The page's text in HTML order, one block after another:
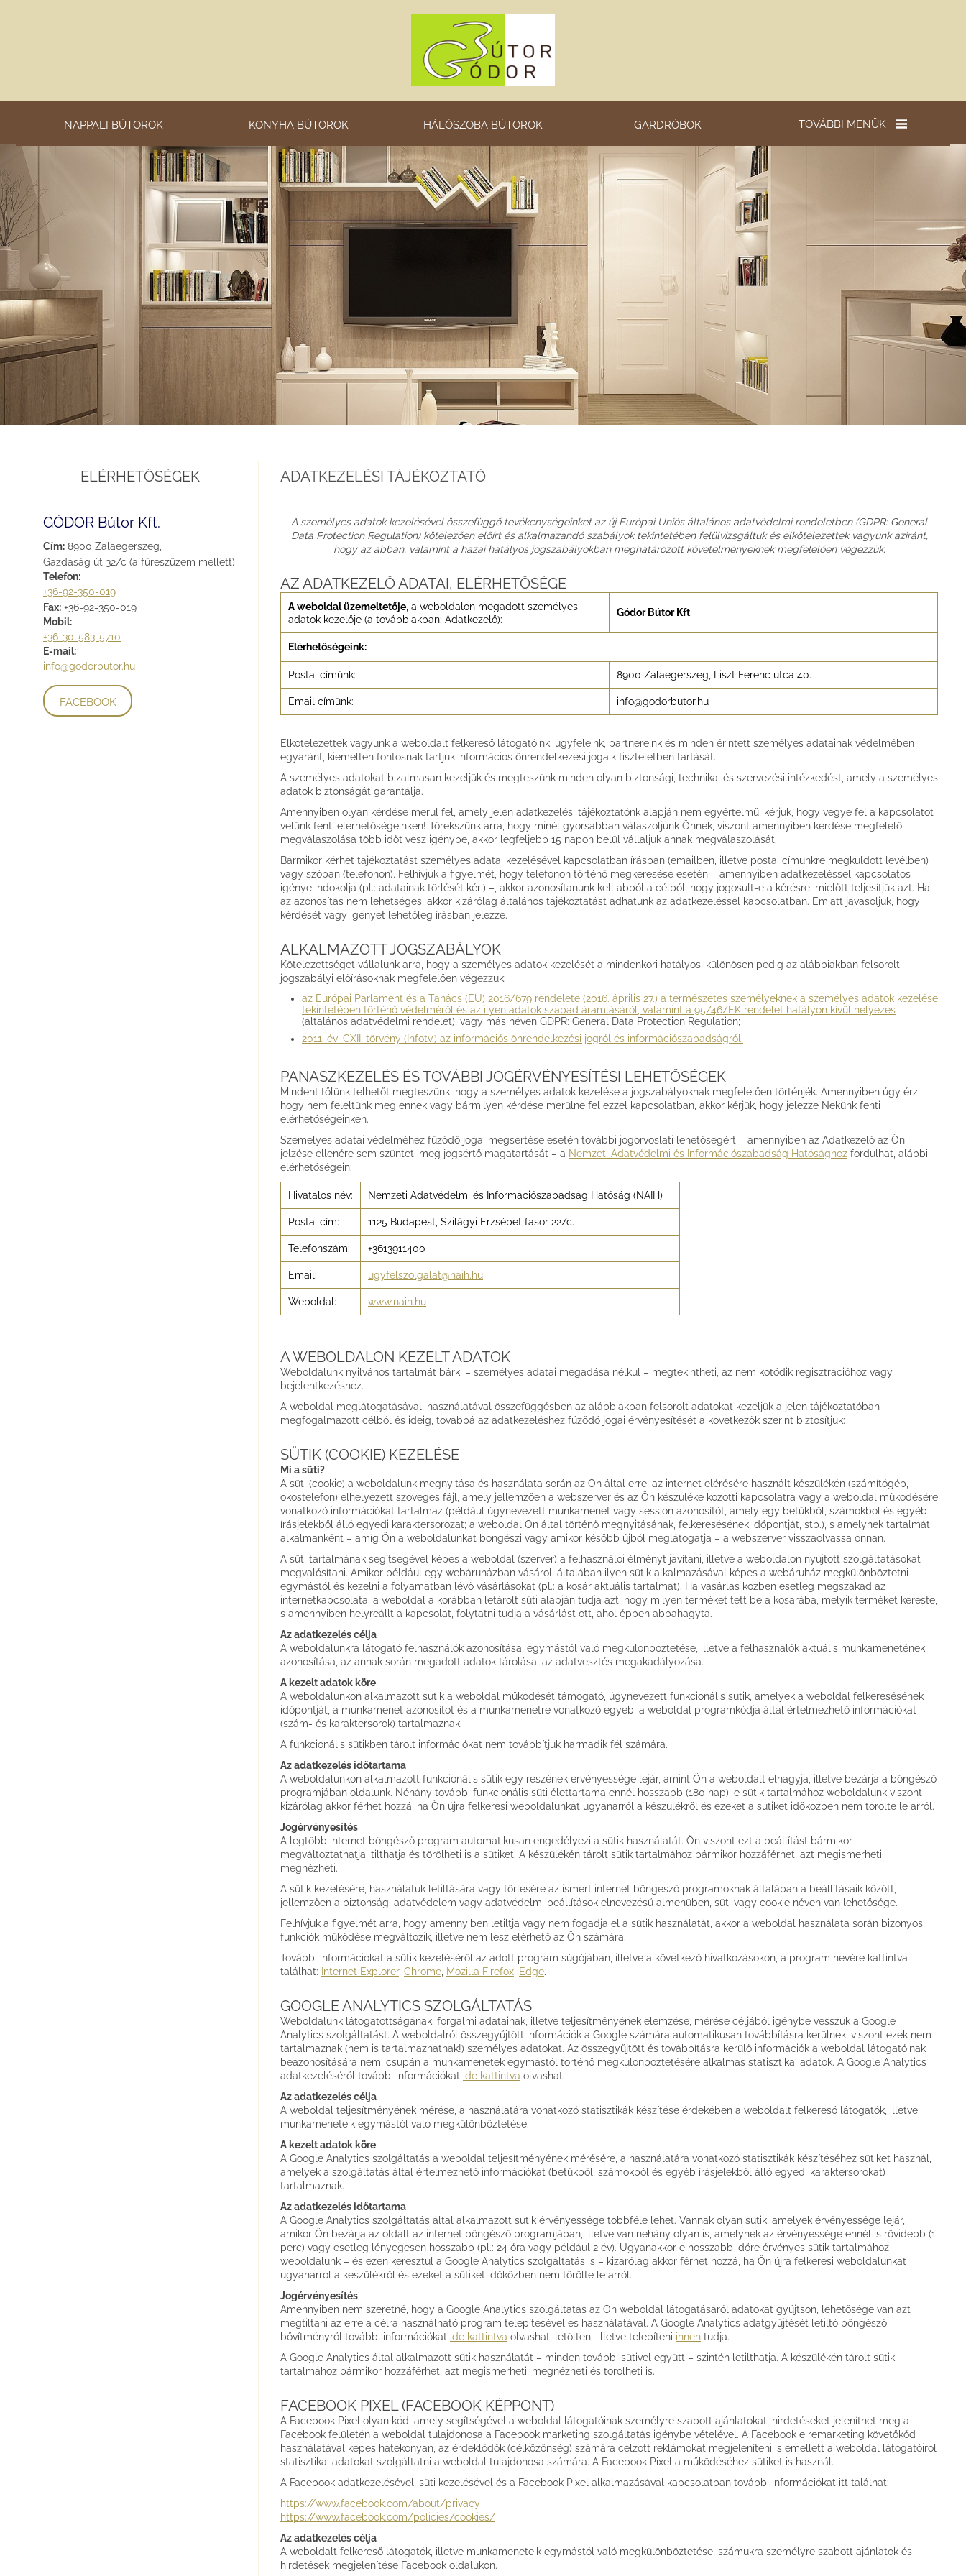
NAPPALI BÚTOROK KONYHA BÚTOROK HÁLÓSZOBA BÚTOROK GARDRÓBOK TOVÁBBI MENÜK
ELÉRHETŐSÉGEK
GÓDOR Bútor Kft.
Cím: 8900 Zalaegerszeg,
Gazdaság út 32/c (a fűrészüzem mellett)
Telefon:
+36-92-350-019
Fax: +36-92-350-019
Mobil:
+36-30-583-5710
E-mail:
info@godorbutor.hu
FACEBOOK
ADATKEZELÉSI TÁJÉKOZTATÓ
A személyes adatok kezelésével összefüggő tevékenységeinket az új Európai Uniós általános adatvédelmi rendeletben (GDPR: General
Data Protection Regulation) kötelezően előírt és alkalmazandó szabályok tekintetében felülvizsgáltuk és elkötelezettek vagyunk aziránt,
hogy az abban, valamint a hazai hatályos jogszabályokban meghatározott követelményeknek megfelelően végezzük.
AZ ADATKEZELŐ ADATAI, ELÉRHETŐSÉGE
A weboldal üzemeltetője , a weboldalon megadott személyes
adatok kezelője (a továbbiakban: Adatkezelő):
Gódor Bútor Kft
Elérhetőségeink:
Postai címünk: 8900 Zalaegerszeg, Liszt Ferenc utca 40.
Email címünk: info@godorbutor.hu
Elkötelezettek vagyunk a weboldalt felkereső látogatóink, ügyfeleink, partnereink és minden érintett személyes adatainak védelmében
egyaránt, kiemelten fontosnak tartjuk információs önrendelkezési jogaik tiszteletben tartását.
A személyes adatokat bizalmasan kezeljük és megteszünk minden olyan biztonsági, technikai és szervezési intézkedést, amely a személyes
adatok biztonságát garantálja.
Amennyiben olyan kérdése merül fel, amely jelen adatkezelési tájékoztatónk alapján nem egyértelmű, kérjük, hogy vegye fel a kapcsolatot
velünk fenti elérhetőségeinken! Törekszünk arra, hogy minél gyorsabban válaszoljunk Önnek, viszont amennyiben kérdése megfelelő
megválaszolása több időt vesz igénybe, akkor legfeljebb 15 napon belül vállaljuk annak megválaszolását.
Bármikor kérhet tájékoztatást személyes adatai kezelésével kapcsolatban írásban (emailben, illetve postai címünkre megküldött levélben)
vagy szóban (telefonon). Felhívjuk a figyelmét, hogy telefonon történő megkeresése esetén – amennyiben adatkezeléssel kapcsolatos
igénye indokolja (pl.: adatainak törlését kéri) –, akkor azonosítanunk kell abból a célból, hogy jogosult-e a kérésre, mielőtt teljesítjük azt. Ha
az azonosítás nem lehetséges, akkor kizárólag általános tájékoztatást adhatunk az adatkezeléssel kapcsolatban. Emiatt javasoljuk, hogy
kérdését vagy igényét lehetőleg írásban jelezze.
ALKALMAZOTT JOGSZABÁLYOK
Kötelezettséget vállalunk arra, hogy a személyes adatok kezelését a mindenkori hatályos, különösen pedig az alábbiakban felsorolt
jogszabályi előírásoknak megfelelően végezzük:
az Európai Parlament és a Tanács (EU) 2016/679 rendelete (2016. április 27.) a természetes személyeknek a személyes adatok kezelése
tekintetében történő védelméről és az ilyen adatok szabad áramlásáról, valamint a 95/46/EK rendelet hatályon kívül helyezés
(általános adatvédelmi rendelet), vagy más néven GDPR: General Data Protection Regulation;
2011. évi CXII. törvény (Infotv.) az információs önrendelkezési jogról és információszabadságról.
PANASZKEZELÉS ÉS TOVÁBBI JOGÉRVÉNYESÍTÉSI LEHETŐSÉGEK
Mindent tőlünk telhetőt megteszünk, hogy a személyes adatok kezelése a jogszabályoknak megfelelően történjék. Amennyiben úgy érzi,
hogy nem feleltünk meg ennek vagy bármilyen kérdése merülne fel ezzel kapcsolatban, akkor kérjük, hogy jelezze Nekünk fenti
elérhetőségeinken.
Személyes adatai védelméhez fűződő jogai megsértése esetén további jogorvoslati lehetőségért – amennyiben az Adatkezelő az Ön
jelzése ellenére sem szünteti meg jogsértő magatartását – a Nemzeti Adatvédelmi és Információszabadság Hatósághoz fordulhat, alábbi
elérhetőségein:
Hivatalos név: Nemzeti Adatvédelmi és Információszabadság Hatóság (NAIH)
Postai cím: 1125 Budapest, Szilágyi Erzsébet fasor 22/c.
Telefonszám: +3613911400
Email: ugyfelszolgalat@naih.hu
Weboldal: www.naih.hu
A WEBOLDALON KEZELT ADATOK
Weboldalunk nyilvános tartalmát bárki – személyes adatai megadása nélkül – megtekintheti, az nem kötődik regisztrációhoz vagy
bejelentkezéshez.
A weboldal meglátogatásával, használatával összefüggésben az alábbiakban felsorolt adatokat kezeljük a jelen tájékoztatóban
megfogalmazott célból és ideig, továbbá az adatkezeléshez fűződő jogai érvényesítését a következők szerint biztosítjuk:
SÜTIK (COOKIE) KEZELÉSE
Mi a süti?
A süti (cookie) a weboldalunk megnyitása és használata során az Ön által erre, az internet elérésére használt készülékén (számítógép,
okostelefon) elhelyezett szöveges fájl, amely jellemzően a webszerver és az Ön készüléke közötti kapcsolatra vagy a weboldal működésére
vonatkozó információkat tartalmaz (például úgynevezett munkamenet vagy session azonosítót, amely egy betűkből, számokból és egyéb
írásjelekből álló egyedi karaktersorozat; a weboldal Ön által történő megnyitásának, felkeresésének időpontját, stb.), s amelynek tartalmát
alkalmanként – amíg Ön a weboldalunkat böngészi vagy amikor később újból meglátogatja – a webszerver visszaolvassa onnan.
A süti tartalmának segítségével képes a weboldal (szerver) a felhasználói élményt javítani, illetve a weboldalon nyújtott szolgáltatásokat
megvalósítani. Amikor például egy webáruházban vásárol, általában ilyen sütik alkalmazásával képes a webáruház megkülönböztetni
egymástól és kezelni a folyamatban lévő vásárlásokat (pl.: a kosár aktuális tartalmát). Ha vásárlás közben esetleg megszakad az
internetkapcsolata, a weboldal a korábban letárolt süti alapján tudja azt, hogy milyen terméket tett be a kosarába, melyik terméket kereste,
s amennyiben helyreállt a kapcsolat, folytatni tudja a vásárlást ott, ahol éppen abbahagyta.
Az adatkezelés célja
A weboldalunkra látogató felhasználók azonosítása, egymástól való megkülönböztetése, illetve a felhasználók aktuális munkamenetének
azonosítása, az annak során megadott adatok tárolása, az adatvesztés megakadályozása.
A kezelt adatok köre
A weboldalunkon alkalmazott sütik a weboldal működését támogató, úgynevezett funkcionális sütik, amelyek a weboldal felkeresésének
időpontját, a munkamenet azonosítót és a munkamenetre vonatkozó egyéb, a weboldal programkódja által értelmezhető információkat
(szám- és karaktersorok) tartalmaznak.
A funkcionális sütikben tárolt információkat nem továbbítjuk harmadik fél számára.
Az adatkezelés időtartama
A weboldalunkon alkalmazott funkcionális sütik egy részének érvényessége lejár, amint Ön a weboldalt elhagyja, illetve bezárja a böngésző
programjában oldalunk. Néhány további funkcionális süti élettartama ennél hosszabb (180 nap), e sütik tartalmához weboldalunk viszont
kizárólag akkor férhet hozzá, ha Ön újra felkeresi weboldalunkat ugyanarról a készülékről és ezeket a sütiket időközben nem törölte le arról.
Jogérvényesítés
A legtöbb internet böngésző program automatikusan engedélyezi a sütik használatát. Ön viszont ezt a beállítást bármikor
megváltoztathatja, tilthatja és törölheti is a sütiket. A készülékén tárolt sütik tartalmához bármikor hozzáférhet, azt megismerheti,
megnézheti.
A sütik kezelésére, használatuk letiltására vagy törlésére az ismert internet böngésző programoknak általában a beállításaik között,
jellemzően a biztonság, adatvédelem vagy adatvédelmi beállítások elnevezésű almenüben, süti vagy cookie néven van lehetősége.
Felhívjuk a figyelmét arra, hogy amennyiben letiltja vagy nem fogadja el a sütik használatát, akkor a weboldal használata során bizonyos
funkciók működése megváltozik, illetve nem lesz elérhető az Ön számára.
További információkat a sütik kezeléséről az adott program súgójában, illetve a következő hivatkozásokon, a program nevére kattintva
találhat: Internet Explorer, Chrome Mozilla Firefox Edge.
GOOGLE ANALYTICS SZOLGÁLTATÁS
Weboldalunk látogatottságának, forgalmi adatainak, illetve teljesítményének elemzése, mérése céljából igénybe vesszük a Google
Analytics szolgáltatást. A weboldalról összegyűjtött információk a Google számára automatikusan továbbításra kerülnek, viszont ezek nem
tartalmaznak (nem is tartalmazhatnak!) személyes adatokat. Az összegyűjtött és továbbításra kerülő információk a weboldal látogatóinak
beazonosítására nem, csupán a munkamenetek egymástól történő megkülönböztetésére alkalmas statisztikai adatok. A Google Analytics
adatkezeléséről további információkat ide kattintva olvashat.
Az adatkezelés célja
A weboldal teljesítményének mérése, a használatára vonatkozó statisztikák készítése érdekében a weboldalt felkereső látogatók, illetve
munkameneteik egymástól való megkülönböztetése.
A kezelt adatok köre
A Google Analytics szolgáltatás a weboldal teljesítményének mérésére, a használatára vonatkozó statisztikák készítéséhez sütiket használ,
amelyek a szolgáltatás által értelmezhető információkat (betűkből, számokból és egyéb írásjelekből álló egyedi karaktersorokat)
tartalmaznak.
Az adatkezelés időtartama
A Google Analytics szolgáltatás által alkalmazott sütik érvényessége többféle lehet. Vannak olyan sütik, amelyek érvényessége lejár,
amikor Ön bezárja az oldalt az internet böngésző programjában, illetve van néhány olyan is, amelynek az érvényessége ennél is rövidebb (1
perc) vagy esetleg lényegesen hosszabb (pl.: 24 óra vagy például 2 év). Ugyanakkor e hosszabb időre érvényes sütik tartalmához
weboldalunk – és ezen keresztül a Google Analytics szolgáltatás is – kizárólag akkor férhet hozzá, ha Ön újra felkeresi weboldalunkat
ugyanarról a készülékről és ezeket a sütiket időközben nem törölte le arról.
Jogérvényesítés
Amennyiben nem szeretné, hogy a Google Analytics szolgáltatás az Ön weboldal látogatásáról adatokat gyűjtsön, lehetősége van azt
megtiltani az erre a célra használható program telepítésével és használatával. A Google Analytics adatgyűjtését letiltó böngésző
bővítményről további információkat ide kattintva olvashat, letölteni, illetve telepíteni innen tudja.
A Google Analytics által alkalmazott sütik használatát – minden további sütivel együtt – szintén letilthatja. A készülékén tárolt sütik
tartalmához bármikor hozzáférhet, azt megismerheti, megnézheti és törölheti is.
FACEBOOK PIXEL (FACEBOOK KÉPPONT)
A Facebook Pixel olyan kód, amely segítségével a weboldal látogatóinak személyre szabott ajánlatokat, hirdetéseket jeleníthet meg a
Facebook felületén a weboldal tulajdonosa a Facebook marketing szolgáltatás igénybe vételével. A Facebook e remarketing követőkód
használatával képes hatékonyan, az érdeklődők (célközönség) számára célzott reklámokat megjeleníteni, s emellett a weboldal látogatóiról
statisztikai adatokat szolgáltatni a weboldal tulajdonosa számára. A Facebook Pixel a működéséhez sütiket is használ.
A Facebook adatkezelésével, süti kezelésével és a Facebook Pixel alkalmazásával kapcsolatban további információkat itt találhat:
https://www.facebook.com/about/privacy
https://www.facebook.com/policies/cookies/
Az adatkezelés célja
A weboldalt felkereső látogatók, illetve munkameneteik egymástól való megkülönböztetése, számukra személyre szabott ajánlatok és
hirdetések megjelenítése Facebook oldalukon.